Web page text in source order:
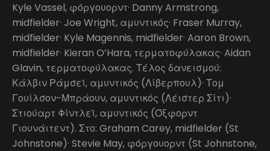
Kyle Vassel, φόργουορντ· Danny Armstrong,
midfielder· Joe Wright, αμυντικός· Fraser Murray,
midfielder· Kyle Magennis, midfielder· Aaron Brown,
midfielder· Kieran O’Hara, τερματοφύλακας· Aidan
Glavin, τερματοφύλακας. Τέλος δανεισμού:
Κάλβιν Ράμσεϊ, αμυντικός (Λίβερπουλ)· Τομ
Γουίλσον-Μπράουν, αμυντικός (Λέιστερ Σίτι)·
Στιούαρτ Φίντλεϊ, αμυντικός (Όξφορντ
Γιουνάιτεντ). Στο: Graham Carey, midfielder (St
Johnstone)· Stevie May, φόργουορντ (St Johnstone,